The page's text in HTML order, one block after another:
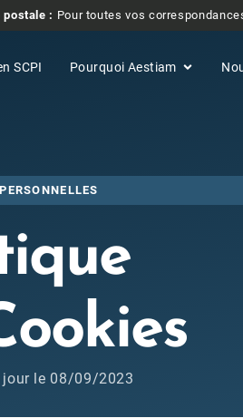
postale : Pour toutes vos
SCPI Pourquoi Aestiam
jour le 08/09/2023